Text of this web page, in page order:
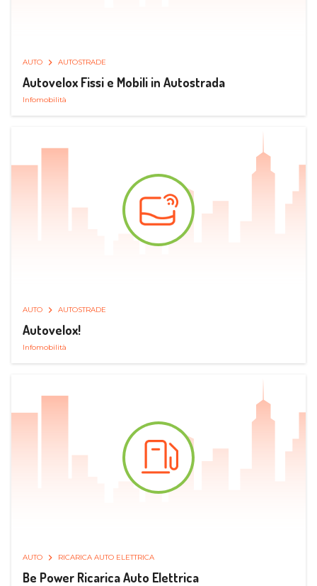
AUTO AUTOSTRADE
Autovelox Fissi e Mobili in Autostrada
Infomobilità
AUTO AUTOSTRADE
Autovelox!
Infomobilità
AUTO RICARICA AUTO ELETTRICA
Be Power Ricarica Auto Elettrica